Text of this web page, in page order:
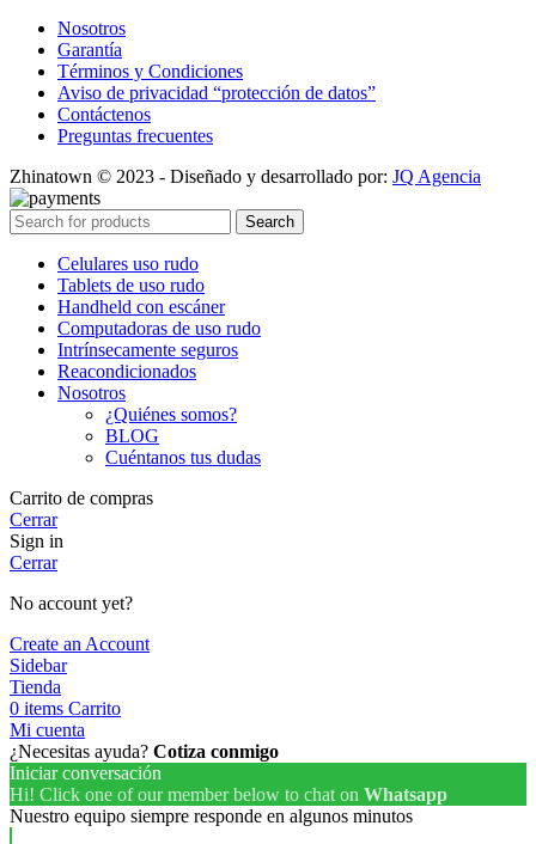
Nosotros
Garantía
Términos y Condiciones
Aviso de privacidad “protección de datos”
Contáctenos
Preguntas frecuentes
Zhinatown © 2023 - Diseñado y desarrollado por: JQ Agencia
Search
Celulares uso rudo
Tablets de uso rudo
Handheld con escáner
Computadoras de uso rudo
Intrínsecamente seguros
Reacondicionados
Nosotros
¿Quiénes somos?
BLOG
Cuéntanos tus dudas
Carrito de compras
Cerrar
Sign in
Cerrar
No account yet?
Create an Account
Sidebar
Tienda
0 items Carrito
Mi cuenta
¿Necesitas ayuda? Cotiza conmigo
Iniciar conversación
Hi! Click one of our member below to chat on Whatsapp
Nuestro equipo siempre responde en algunos minutos